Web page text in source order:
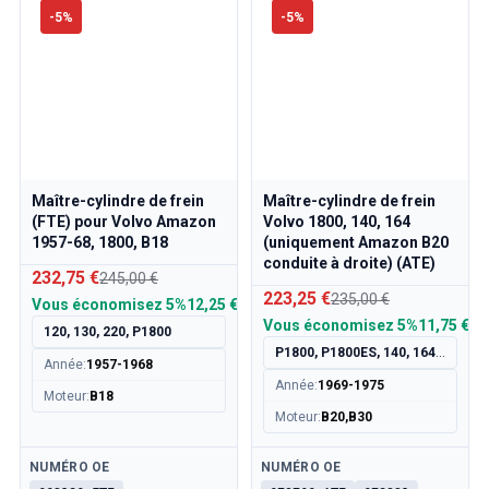
Volvo 850 Système de freinage
Volvo 850 Pièces de moteur
Volvo 850 Équipement électrique
Volvo 850 Direction/suspension
Volvo 850 Pièces diverses
Pièces Volvo 940/960
Freins
Électricité
Jantes & Pneus
-5%
Maître-cylindre de frein
(FTE) pour Volvo Amazon
1957-68, 1800, B18
232,75 €245,00 €
Vous économisez 5%12,25 €
120, 130, 220, P1800
Année:1957-1968
Moteur: B18
Disponible
NUMÉRO OE
-5%
Maître-cylindre de frein
Volvo 1800, 140, 164
(uniquement Amazon B20
conduite à droite) (ATE)
223,25 €235,00 €
Vous économisez 5%11,75 €
P1800, P1800ES, 140, 164 Amazon RHD
Année:1969-1975
Moteur: B20,B30
Disponible
NUMÉRO OE